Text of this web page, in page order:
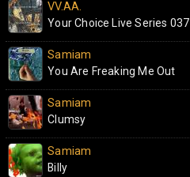
VV.AA.
Your Choice Live Series 037
Samiam
You Are Freaking Me Out
Samiam
Clumsy
Samiam
Billy